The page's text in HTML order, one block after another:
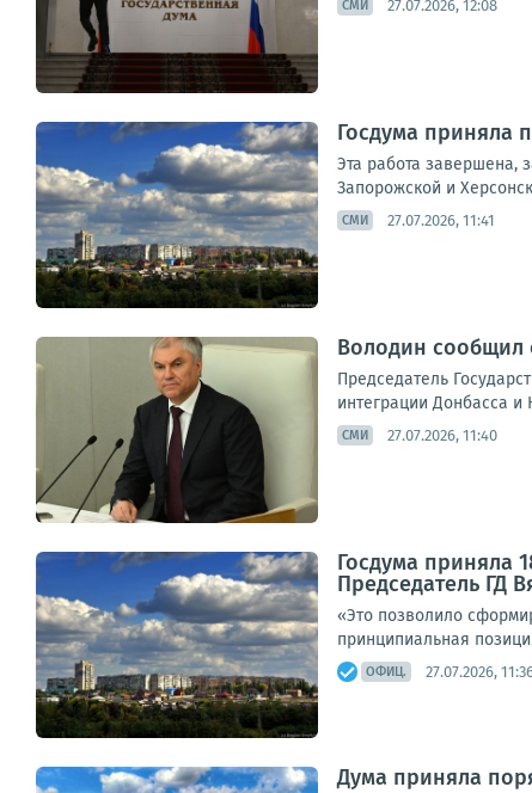
СМИ 27.07.2026, 12:08
Госдума приняла
Эта работа завершена,
Запорожской и
СМИ 27.07.2026, 11:41
Володин сообщил
Председатель
интеграции Донбасса
СМИ 27.07.2026, 11:40
Госдума приняла
Председатель ГД
«Это позволило
принципиальная
ОФИЦ. 27.07.2026,
Дума приняла